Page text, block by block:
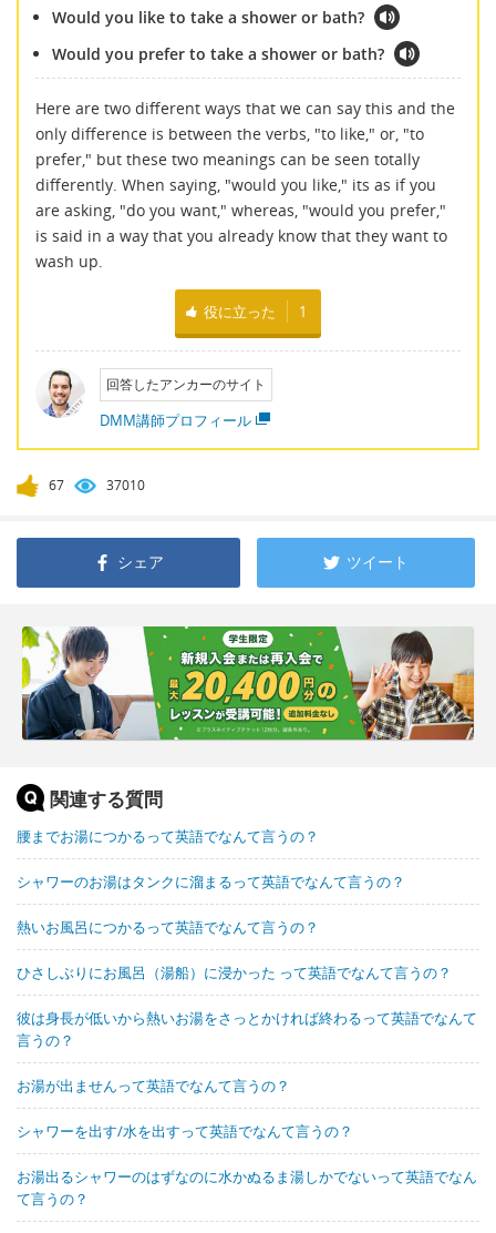
Would you like to take a shower or bath?
Would you prefer to take a shower or bath?
Here are two different ways that we can say this and the
only difference is between the verbs, "to like," or, "to
prefer," but these two meanings can be seen totally
differently. When saying, "would you like," its as if you
are asking, "do you want," whereas, "would you prefer,"
is said in a way that you already know that they want to
wash up.
役に立った 1
回答したアンカーのサイト
DMM講師プロフィール
67 37010
シェア ツイート
関連する質問
腰までお湯につかるって英語でなんて言うの？
シャワーのお湯はタンクに溜まるって英語でなんて言うの？
熱いお風呂につかるって英語でなんて言うの？
ひさしぶりにお風呂（湯船）に浸かった って英語でなんて言うの？
彼は身長が低いから熱いお湯をさっとかければ終わるって英語でなんて
言うの？
お湯が出ませんって英語でなんて言うの？
シャワーを出す/水を出すって英語でなんて言うの？
お湯出るシャワーのはずなのに水かぬるま湯しかでないって英語でなん
て言うの？